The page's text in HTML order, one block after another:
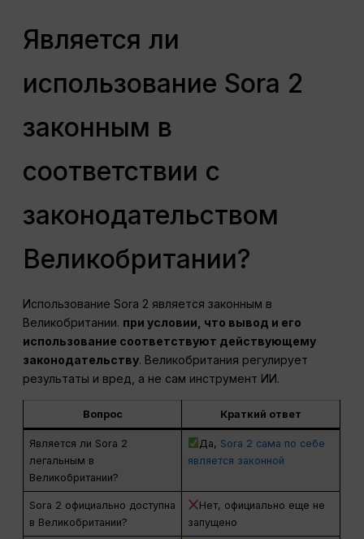
Является ли
использование Sora 2
законным в
соответствии с
законодательством
Великобритании?
Использование Sora 2 является законным в
Великобритании. при условии, что вывод и его
использование соответствуют действующему
законодательству. Великобритания регулирует
результаты и вред, а не сам инструмент ИИ.
Вопрос Краткий ответ
Является ли Sora 2
легальным в
Великобритании?
Да, Sora 2 сама по себе
является законной
Sora 2 официально доступна
в Великобритании?
Нет, официально еще не
запущено